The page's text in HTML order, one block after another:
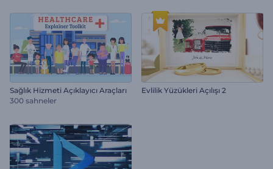
Sağlık Hizmeti Açıklayıcı Araçları
300 sahneler
Evlilik Yüzükleri Açılışı 2